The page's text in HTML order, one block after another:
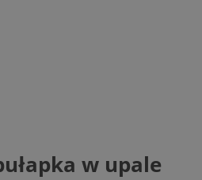
w upale